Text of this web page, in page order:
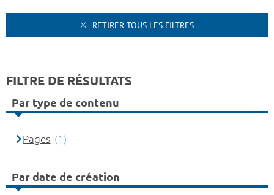
RETIRER TOUS LES FILTRES
FILTRE DE RÉSULTATS
Par type de contenu
Pages (1)
Par date de création